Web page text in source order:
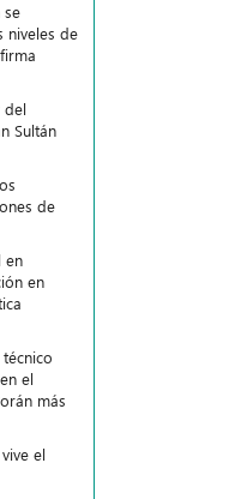
niveles de
del
Sultán
de
en
en
el
más
el